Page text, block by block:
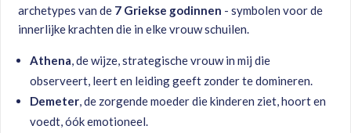
archetypes van de 7 Griekse godinnen - symbolen voor de
innerlijke krachten die in elke vrouw schuilen.
Athena, de wijze, strategische vrouw in mij die
observeert, leert en leiding geeft zonder te domineren.
Demeter, de zorgende moeder die kinderen ziet, hoort en
voedt, óók emotioneel.